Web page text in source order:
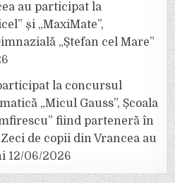
au participat la
și „MaxiMate”,
„Ștefan cel Mare”
la concursul
„Micul Gauss”, Școala
fiind parteneră în
de copii din Vrancea au
12/06/2026